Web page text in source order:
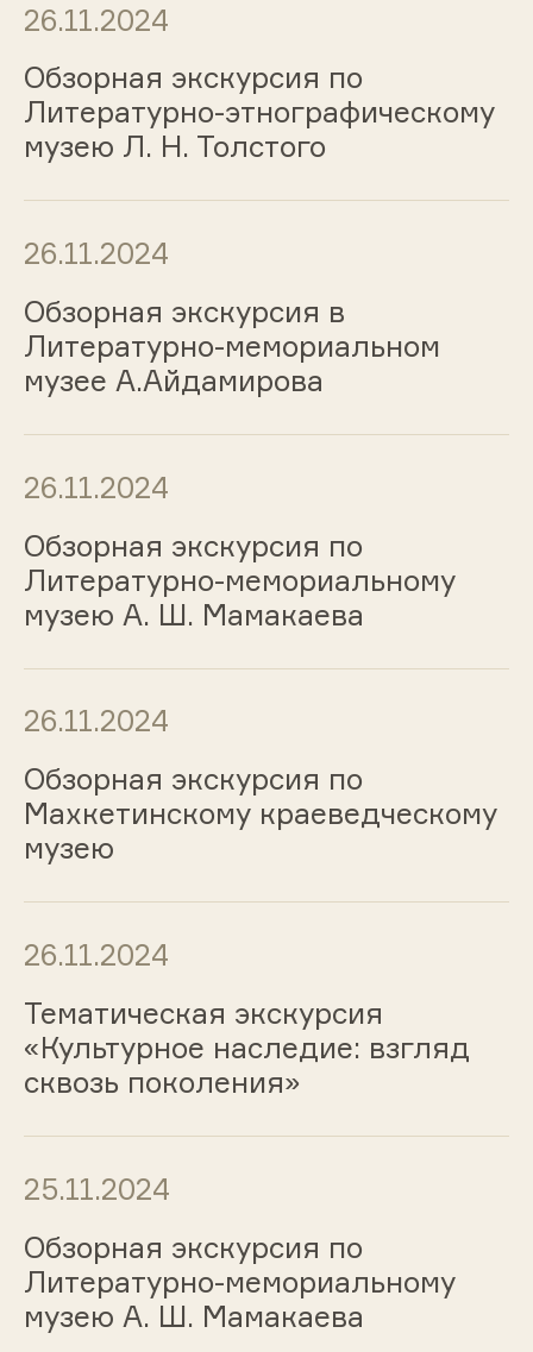
26.11.2024
Обзорная экскурсия по
Литературно-этнографическому
музею Л. Н. Толстого
26.11.2024
Обзорная экскурсия в
Литературно-мемориальном
музее А.Айдамирова
26.11.2024
Обзорная экскурсия по
Литературно-мемориальному
музею А. Ш. Мамакаева
26.11.2024
Обзорная экскурсия по
Махкетинскому краеведческому
музею
26.11.2024
Тематическая экскурсия
«Культурное наследие: взгляд
сквозь поколения»
25.11.2024
Обзорная экскурсия по
Литературно-мемориальному
музею А. Ш. Мамакаева